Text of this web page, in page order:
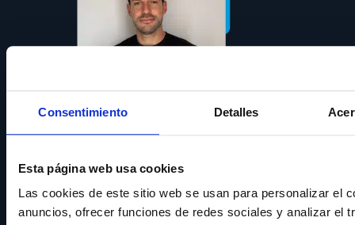
Consentimiento Detalles
Esta página web usa cookies
Las cookies de este sitio web se usan para personalizar el
anuncios, ofrecer funciones de redes sociales y analizar el
DR. ALEJANDRO PÉREZ
PÉREZ
MÓDULO 1